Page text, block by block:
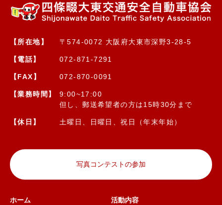
【所在地】 〒574-0072 大阪府大東市深野3-28-5
【電話】 072-871-7291
【FAX】 072-870-0091
【業務時間】
9:00~17:00
但し、郵送希望者の方は15時30分まで
【休日】 土曜日、日曜日、祝日（年末年始）
写真コンテストの参加
ホーム
活動内容